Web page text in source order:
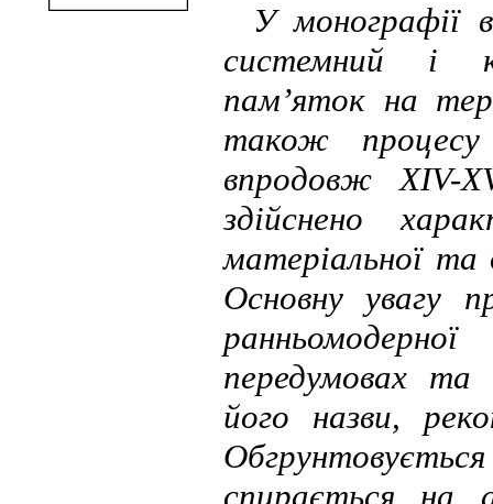
У монографії
системний і
пам’яток на
також
впродовж XIV-
здійснено
матеріальної та
Основну увагу
передумовах та
його назви,
спирається на